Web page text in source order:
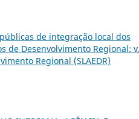
de integração local dos
de Desenvolvimento Regional:
Regional (SLAEDR)